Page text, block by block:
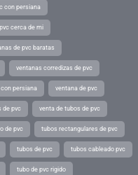
con persiana
cerca de mi
de pvc baratas
ventanas corredizas de pvc
persiana ventana de pvc
de pvc venta de tubos de pvc
de pvc tubos rectangulares de pvc
tubos de pvc tubos cableado pvc
tubo de pvc rigido